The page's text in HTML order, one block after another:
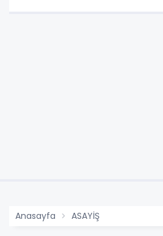
Anasayfa ASAYİŞ